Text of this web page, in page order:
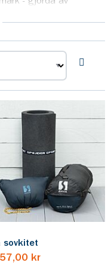
sovkitet
kr